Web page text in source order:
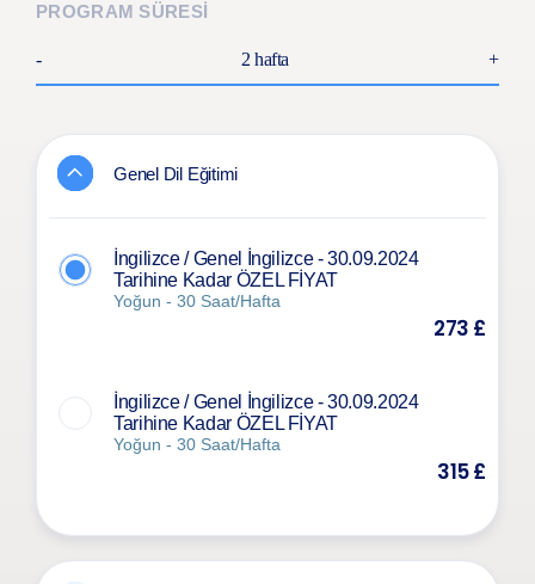
PROGRAM SÜRESİ
- 2 hafta +
Genel Dil Eğitimi
İngilizce / Genel İngilizce - 30.09.2024
Tarihine Kadar ÖZEL FİYAT
Yoğun - 30 Saat/Hafta
273 £
İngilizce / Genel İngilizce - 30.09.2024
Tarihine Kadar ÖZEL FİYAT
Yoğun - 30 Saat/Hafta
315 £